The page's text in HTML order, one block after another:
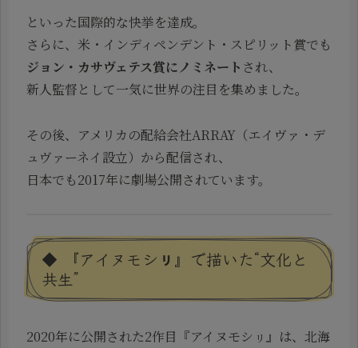
といった国際的な快挙を達成。
さらに、米・インディペンデント・スピリット賞でも
ジョン・カサヴェテス賞にノミネート され、
新人監督として一気に世界の注目を集めました。
その後、アメリカの配給会社ARRAY（エイヴァ・デ
ュヴァーネイ設立）から配信され、
日本でも2017年に劇場公開されています。
◆ 『アイヌモシㇼ』で描いた“文化と
共生”
2020年に公開された2作目『アイヌモシㇼ』は、北海